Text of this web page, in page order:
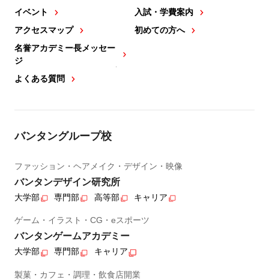
イベント
アクセスマップ
名誉アカデミー長メッセー
ジ
よくある質問
入試・学費案内
初めての方へ
バンタングループ校
ファッション・ヘアメイク・デザイン・映像
バンタンデザイン研究所
大学部 専門部 高等部 キャリア
ゲーム・イラスト・CG・eスポーツ
バンタンゲームアカデミー
大学部 専門部 キャリア
製菓・カフェ・調理・飲食店開業